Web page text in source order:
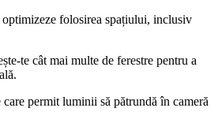
optimizeze folosirea spațiului, inclusiv
te cât mai multe de ferestre pentru a
permit luminii să pătrundă în cameră